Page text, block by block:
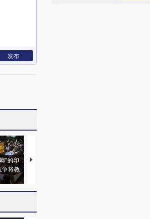
发布
”的印
争将教
视线｜“入侵”还是“人道危